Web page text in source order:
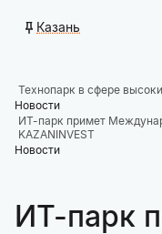
Казань
Технопарк в сфере
Новости
ИТ-парк примет
KAZANINVEST
Новости
ИТ-парк